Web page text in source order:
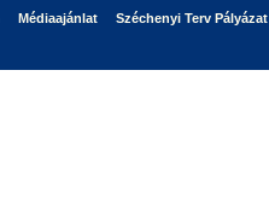
Médiaajánlat Széchenyi Terv Pályázat